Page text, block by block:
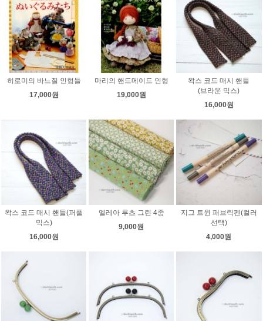
히로미의 바느질 인형들
17,000원
마리의 핸드메이드 인형
19,000원
왁스 코드 매시 핸들
(브라운 믹스)
16,000원
왁스 코드 매시 핸들(퍼플
믹스)
16,000원
엘레아 루츠 그린 4종
9,000원
지그 트윈 패브릭펜(컬러
선택)
4,000원